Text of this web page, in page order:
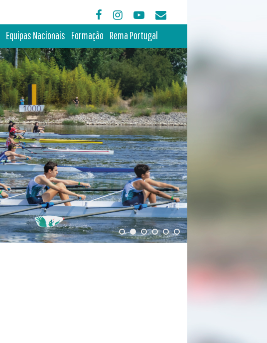
Equipas Nacionais Formação Rema Portugal